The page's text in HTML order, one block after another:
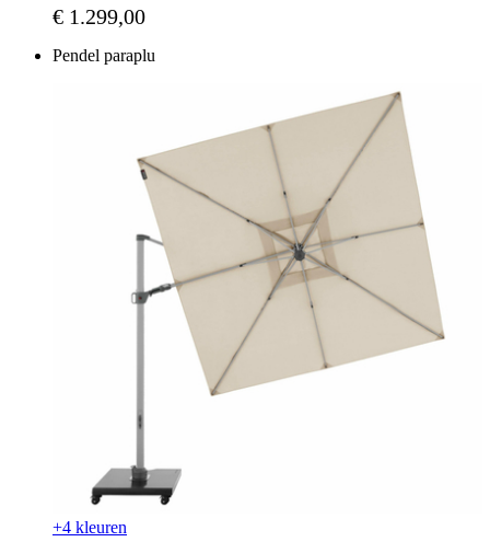
Vanaf
€ 1.299,00
Pendel paraplu
+4 kleuren